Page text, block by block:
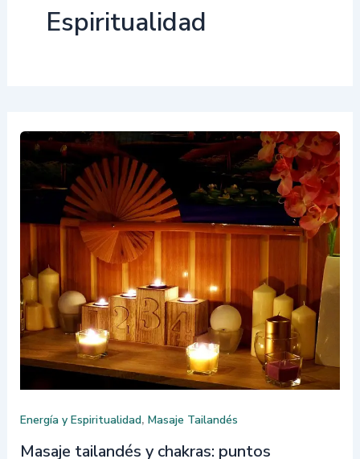
Espiritualidad
Energía y Espiritualidad, Masaje Tailandés
Masaje tailandés y chakras: puntos